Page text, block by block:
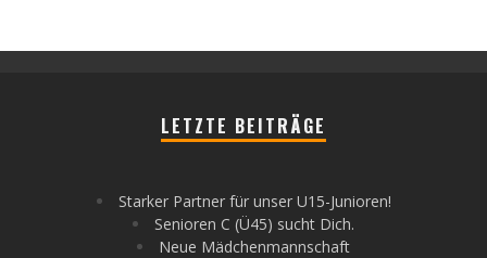
LETZTE BEITRÄGE
Starker Partner für unser U15-Junioren!
Senioren C (Ü45) sucht Dich.
Neue Mädchenmannschaft